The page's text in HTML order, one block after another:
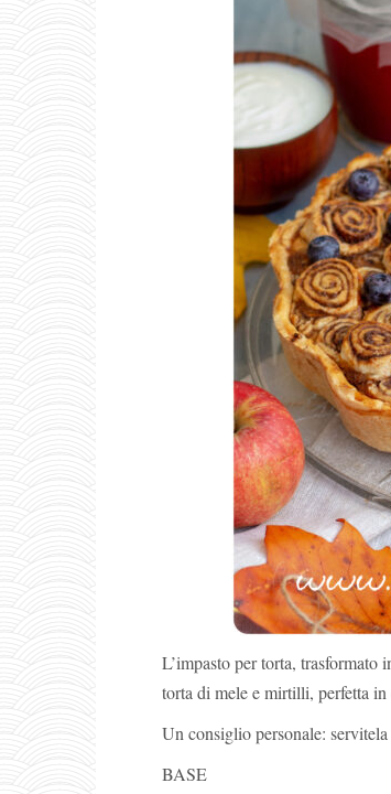
L’impasto per torta, trasformato
torta di mele e mirtilli, perfetta
Un consiglio personale:
BASE